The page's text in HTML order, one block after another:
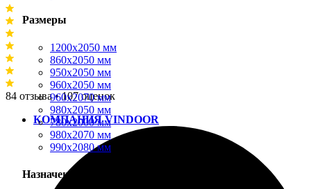
Размеры
1200х2050 мм
860х2050 мм
950х2050 мм
960х2050 мм
960х2070 мм
980х2050 мм
780х2000 мм
980х2070 мм
990х2080 мм
Назначение
84 отзыва • 107 оценок
КОМПАНИЯ VINDOOR